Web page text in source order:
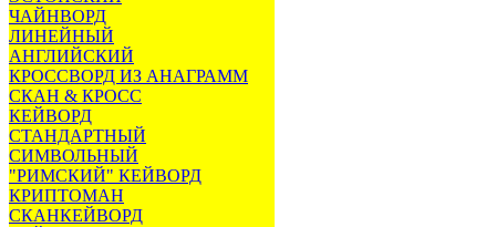
ЧАЙНВОРД
ЛИНЕЙНЫЙ
АНГЛИЙСКИЙ
КРОССВОРД ИЗ АНАГРАММ
СКАН & КРОСС
КЕЙВОРД
СТАНДАРТНЫЙ
СИМВОЛЬНЫЙ
"РИМСКИЙ" КЕЙВОРД
КРИПТОМАН
СКАНКЕЙВОРД